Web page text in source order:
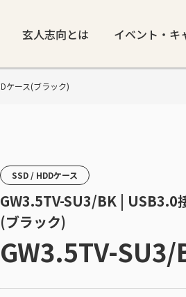
玄人志向とは イベント・キ
ケース(ブラック)
SSD / HDDケース
GW3.5TV-SU3/BK | USB3.0
(ブラック)
GW3.5TV-SU3/